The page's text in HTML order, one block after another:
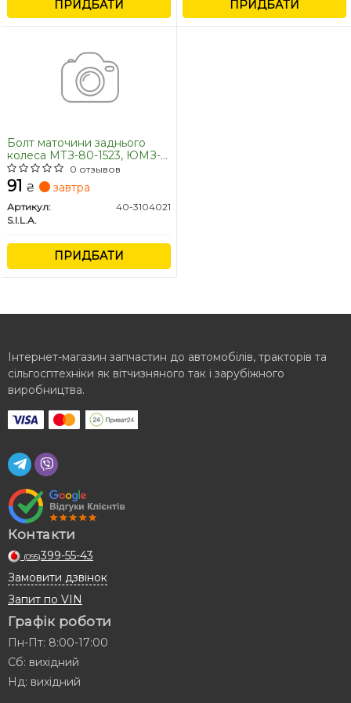
ПРИДБАТИ ПРИДБАТИ
Болт маточини заднього
колеса МТЗ-80-1523, ЮМЗ-6
(пр-во S.I.L.A)0 отзывов
91 ₴ завтра
Артикул:
40-3104021
S.I.L.A.
ПРИДБАТИ
Інтернет-магазин запчастин до автомобілів, тракторів та
сільгосптехніки як вітчизняного так і зарубіжного
виробництва.
Контакти
(095)399-55-43
Замовити дзвінок
Запит по VIN
Графік роботи
Пн-Пт: 8:00-17:00
Сб: вихідний
Нд: вихідний